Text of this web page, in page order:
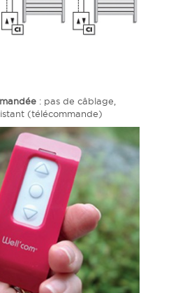
: pas de câblage,
(télécommande)